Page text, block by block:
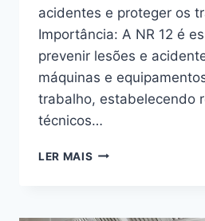
acidentes e proteger os
Importância: A NR 12 é
prevenir lesões e
máquinas e
trabalho, estabelecendo
técnicos…
LER MAIS